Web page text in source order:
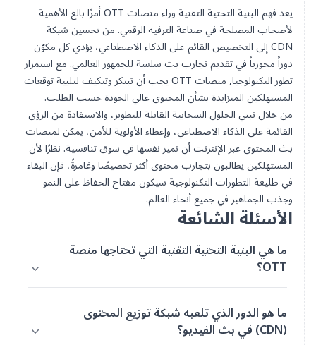
يعد فهم البنية التحتية التقنية وراء منصات OTT أمرًا بالغ الأهمية
لأصحاب المصلحة في صناعة الترفيه الرقمي. منتحسين شبكة
CDNإلى التخصيص القائم على الذكاء الاصطناعي، يؤدي كل مكوّن
دوراً محورياً في تقديم تجارب بث سلسة للجمهور العالمي. مع استمرار
تطور التكنولوجيا,منصات OTT
يجب أن تبتكر وتتكيف لتلبية توقعات
المستهلكين المتزايدة بشأن المحتوى عالي الجودة حسب الطلب.
من خلال تبني الحلول السحابية القابلة للتطوير، والاستفادة من الرؤى
القائمة على الذكاء الاصطناعي، وإعطاء الأولوية للأمن، يمكن لمنصات
بث المحتوى عبر الإنترنت أن تميز نفسها في سوق تنافسية. نظرًا لأن
المستهلكين يطالبون بتجارب محتوى أكثر تخصيصًا وغامرةً، فإن البقاء
في طليعة التطورات التكنولوجية سيكون مفتاح الحفاظ على النمو
وجذب الجماهير في جميع أنحاء العالم.
الأسئلة الشائعة
ما هي البنية التحتية التقنية التي تحتاجها منصة
OTT؟
ما هو الدور الذي تلعبه شبكة توزيع المحتوى
(CDN) في بث الفيديو؟